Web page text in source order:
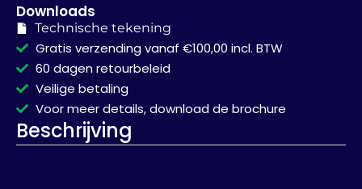
Downloads
Technische tekening
Gratis verzending vanaf €100,00 incl. BTW
60 dagen retourbeleid
Veilige betaling
Voor meer details, download de brochure
Beschrijving